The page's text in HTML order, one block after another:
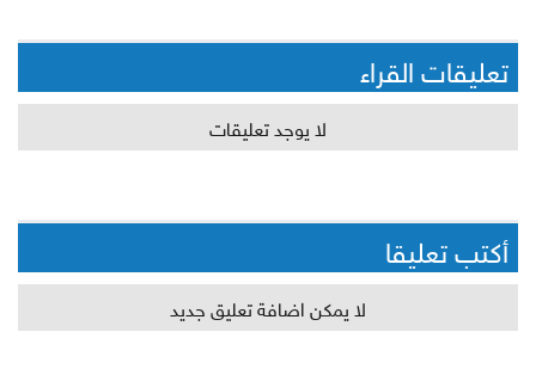
تعليقات القراء
لا يوجد تعليقات
أكتب تعليقا
لا يمكن اضافة تعليق جديد